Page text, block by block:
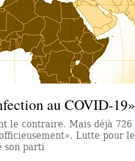
au COVID-19»
le contraire. Mais déjà 726
Lutte pour le
son parti